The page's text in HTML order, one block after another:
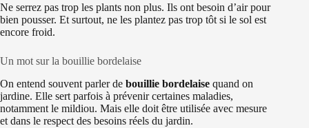
Ne serrez pas trop les plants non plus. Ils ont besoin d’air pour
bien pousser. Et surtout, ne les plantez pas trop tôt si le sol est
encore froid.
Un mot sur la bouillie bordelaise
On entend souvent parler de bouillie bordelaise quand on
jardine. Elle sert parfois à prévenir certaines maladies,
notamment le mildiou. Mais elle doit être utilisée avec mesure
et dans le respect des besoins réels du jardin.